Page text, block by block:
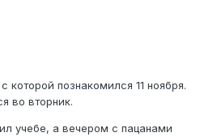
познакомился 11 ноября.
во вторник.
учебе, а вечером с пацанами